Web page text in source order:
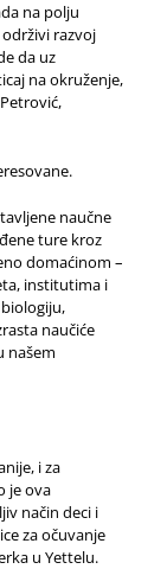
na polju
razvoj
da uz
na okruženje,
naučne
ture kroz
domaćinom –
institutima i
naučiće
našem
i za
je ova
način deci i
za očuvanje
u Yettelu.